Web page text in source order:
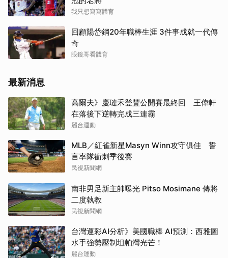
我只想寫寫體育
回顧陽岱鋼20年職棒生涯 3件事成就一代傳
奇
眼鏡哥看體育
最新消息
高爾夫》慶璉禾登豐公開賽最終回 王偉軒
在落後下逆轉完成三連霸
麗台運動
MLB／紅雀新星Masyn Winn攻守俱佳 誓
言率隊衝刺季後賽
民視新聞網
南非男足新主帥曝光 Pitso Mosimane 傳將
二度執教
民視新聞網
台灣運彩AI分析》美國職棒 AI預測：西雅圖
水手強勢壓制坦帕灣光芒！
麗台運動